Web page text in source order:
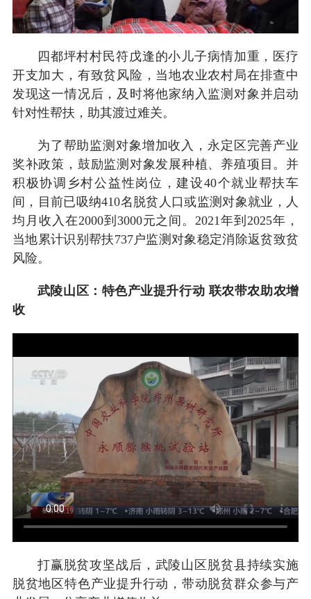
四都坪村村民符戊逢的小儿子病情加重，医疗
开支加大，有致贫风险，当地农业农村局在排查中
发现这一情况后，及时将他家纳入监测对象并启动
针对性帮扶，助其渡过难关。
为了帮助监测对象增加收入，永定区完善产业
奖补政策，鼓励监测对象发展种植、养殖项目。并
积极协调乡村公益性岗位，建设40个就业帮扶车
间，目前已吸纳410名脱贫人口或监测对象就业，人
均月收入在2000到3000元之间。2021年到2025年，
当地累计识别帮扶737户监测对象稳定消除返贫致贫
风险。
武陵山区：特色产业提升行动 联农带农助农增
收
打赢脱贫攻坚战后，武陵山区脱贫县持续实施
脱贫地区特色产业提升行动，带动脱贫群众参与产